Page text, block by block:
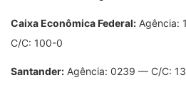
Caixa Econômica Federal: Agência:
C/C: 100-0
Santander: Agência: 0239 — C/C: